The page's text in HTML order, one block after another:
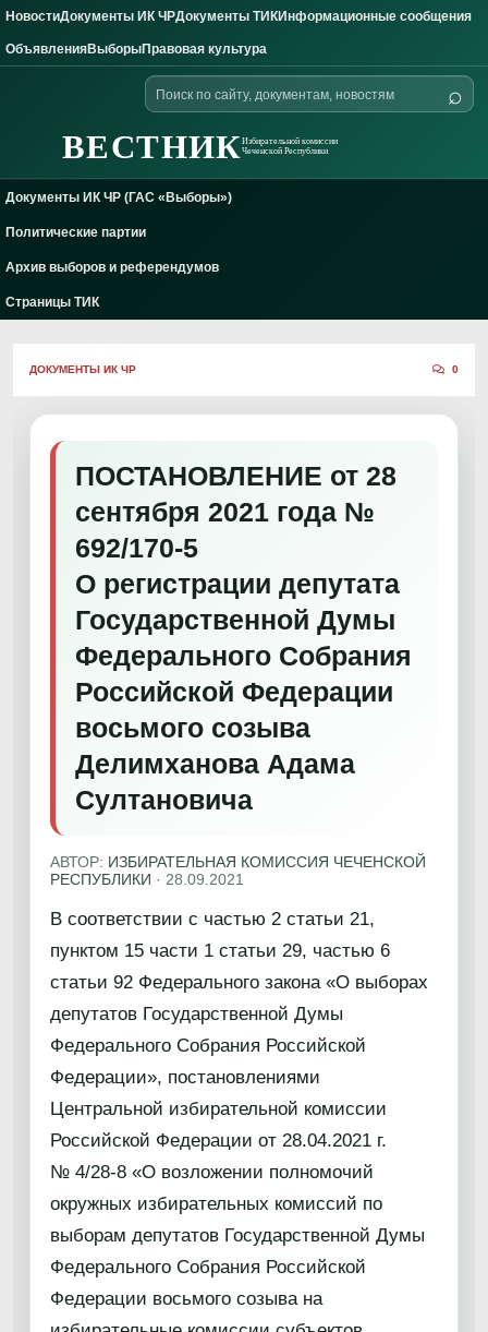
Skip to content
НовостиДокументы ИК ЧРДокументы ТИКИнформационные сообщения
ОбъявленияВыборыПравовая культура
ВЕСТНИКИзбирательной комиссии
Чеченской Республики
Поиск
по
⌕
Документы ИК ЧР (ГАС «Выборы»)
Политические партии
Архив выборов и референдумов
Страницы ТИК
ДОКУМЕНТЫ ИК ЧР 0
ПОСТАНОВЛЕНИЕ от 28
сентября 2021 года №
692/170-5
О регистрации депутата
Государственной Думы
Федерального Собрания
Российской Федерации
восьмого созыва
Делимханова Адама
Султановича
АВТОР: ИЗБИРАТЕЛЬНАЯ КОМИССИЯ ЧЕЧЕНСКОЙ
РЕСПУБЛИКИ · 28.09.2021
В соответствии с частью 2 статьи 21,
пунктом 15 части 1 статьи 29, частью 6
статьи 92 Федерального закона «О выборах
депутатов Государственной Думы
Федерального Собрания Российской
Федерации», постановлениями
Центральной избирательной комиссии
Российской Федерации от 28.04.2021 г.
№ 4/28-8 «О возложении полномочий
окружных избирательных комиссий по
выборам депутатов Государственной Думы
Федерального Собрания Российской
Федерации восьмого созыва на